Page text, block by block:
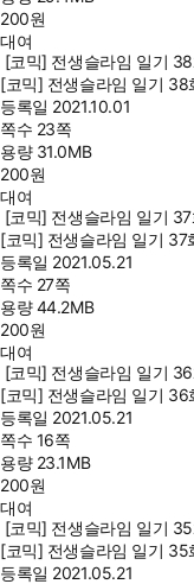
200원
대여
[코믹] 전생슬라임 일기
[코믹] 전생슬라임 일기 38
등록일 2021.10.01
쪽수 23쪽
용량 31.0MB
200원
대여
[코믹] 전생슬라임 일기
[코믹] 전생슬라임 일기 37
등록일 2021.05.21
쪽수 27쪽
용량44.2MB
200원
대여
[코믹] 전생슬라임 일기
[코믹] 전생슬라임 일기 36
등록일 2021.05.21
쪽수 16쪽
용량 23.1MB
200원
대여
[코믹] 전생슬라임 일기
[코믹] 전생슬라임 일기 35
등록일 2021.05.21